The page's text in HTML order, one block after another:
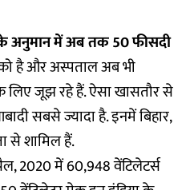
के अनुमान में अब तक 50 फीसदी
है और अस्पताल अब भी
जूझ रहे हैं. ऐसा खासतौर से
सबसे ज्यादा है. इनमें बिहार,
से शामिल हैं.
2020 में 60,948 वेंटिलेटर्स